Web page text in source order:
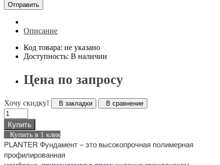
Отправить
Описание
Код товара: не указано
Доступность: В наличии
Цена по запросу
Хочу скидку! В закладки В сравнение
Купить
Купить в 1 клик
PLANTER Фундамент – это высокопрочная полимерная
профилированная